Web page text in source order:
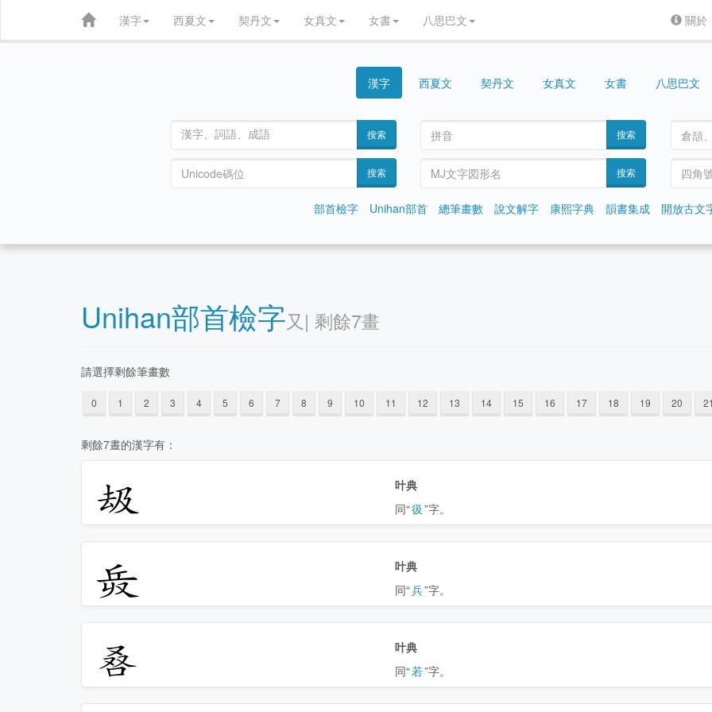
漢字 西夏文 契丹文 女真文 女書 八思巴文 關於
漢字 西夏文 契丹文 女真文 女書 八思巴文
搜索 搜索
搜索 搜索
部首檢字 Unihan部首 總筆畫數 說文解字 康熙字典 韻書集成 開放古文
Unihan部首檢字⼜| 剩餘7畫
請選擇剩餘筆畫數
0 1 2 3 4 5 6 7 8 9 10 11 12 13 14 15 16 17 18 19 20
剩餘7晝的漢字有：
𠫳
叶典
同“彶 ”字。
𠬿
叶典
同“兵”字。
𠭀
叶典
同“若”字。